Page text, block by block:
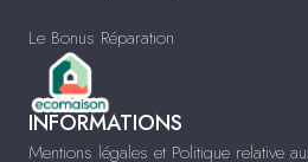
Le Bonus Réparation
INFORMATIONS
Mentions légales et Politique relative